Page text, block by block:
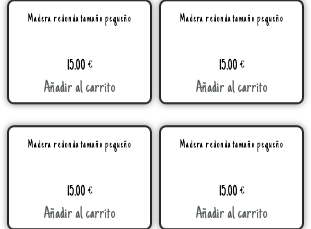
Madera redonda tamaño pequeño
15.00€
Añadir al carrito
Madera redonda tamaño pequeño
15.00€
Añadir al carrito
Madera redonda tamaño pequeño
15.00€
Añadir al carrito
Madera redonda tamaño pequeño
15.00€
Añadir al carrito